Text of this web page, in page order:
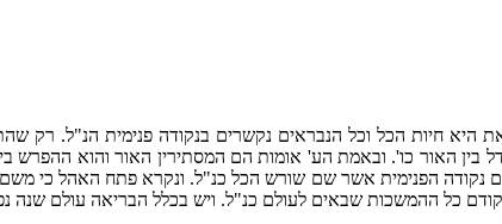
היא חיות הכל וכל הנבראים נקשרים בנקודה פנימית הנ"ל. רק
האור כו'. ובאמת הע' אומות הם המסתירין האור והוא ההפרש
נקודה הפנימית אשר שם שורש הכל כנ"ל. ונקרא פתח האהל כי